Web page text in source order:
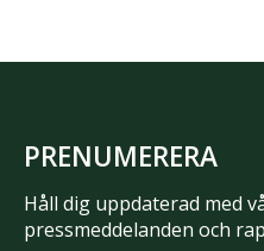
PRENUMERERA
Håll dig uppdaterad med
pressmeddelanden och